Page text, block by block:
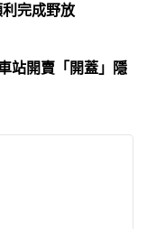
完成野放
站開賣「開蓋」隱